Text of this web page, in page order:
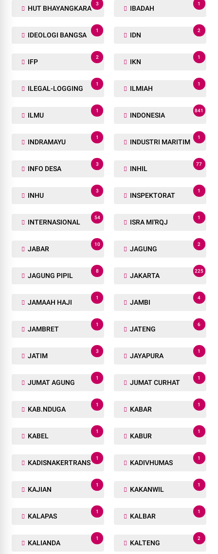
HUT BHAYANGKARA
3
IBADAH
1
IDEOLOGI BANGSA
1
IDN
2
IFP
2
IKN
1
ILEGAL-LOGGING
1
ILMIAH
1
ILMU
1
INDONESIA
841
INDRAMAYU
1
INDUSTRI MARITIM
1
INFO DESA
3
INHIL
77
INHU
3
INSPEKTORAT
1
INTERNASIONAL
54
ISRA MI'RQJ
1
JABAR
10
JAGUNG
2
JAGUNG PIPIL
8
JAKARTA
225
JAMAAH HAJI
1
JAMBI
4
JAMBRET
1
JATENG
6
JATIM
3
JAYAPURA
1
JUMAT AGUNG
1
JUMAT CURHAT
1
KAB.NDUGA
1
KABAR
1
KABEL
1
KABUR
1
KADISNAKERTRANS
1
KADIVHUMAS
1
KAJIAN
1
KAKANWIL
1
KALAPAS
1
KALBAR
1
KALIANDA
1
KALTENG
2